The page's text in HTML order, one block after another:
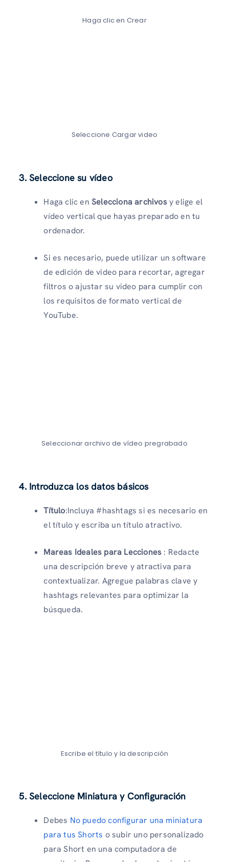
Haga clic en Crear
Seleccione Cargar video
3. Seleccione su vídeo
Haga clic en Selecciona archivosy elige el
vídeo vertical que hayas preparado en tu
ordenador.
Si es necesario, puede utilizar un software
de edición de video para recortar, agregar
filtros o ajustar su video para cumplir con
los requisitos de formato vertical de
YouTube.
Seleccionar archivo de vídeo pregrabado
4. Introduzca los datos básicos
Título:Incluya #hashtags si es necesario en
el título y escriba un título atractivo.
Mareas Ideales para Lecciones : Redacte
una descripción breve y atractiva para
contextualizar. Agregue palabras clave y
hashtags relevantes para optimizar la
búsqueda.
Escribe el título y la descripción
5. Seleccione Miniatura y Configuración
Debes No puedo configurar una miniatura
para tus Shorts o subir uno personalizado
para Short en una computadora de